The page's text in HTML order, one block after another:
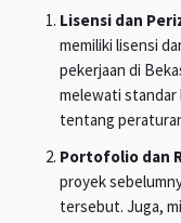
Lisensi dan
memiliki lisensi
pekerjaan di
melewati standar
tentang
Portofolio dan
proyek
tersebut. Juga,